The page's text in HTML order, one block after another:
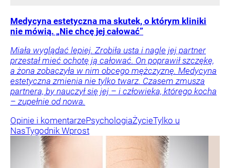
Medycyna estetyczna ma skutek, o którym kliniki
nie mówią. „Nie chcę jej całować”
Miała wyglądać lepiej. Zrobiła usta i nagle jej partner
przestał mieć ochotę ją całować. On poprawił szczękę,
a żona zobaczyła w nim obcego mężczyznę. Medycyna
estetyczna zmienia nie tylko twarz. Czasem zmusza
partnera, by nauczył się jej – i człowieka, którego kocha
– zupełnie od nowa.
Opinie i komentarzePsychologiaŻycieTylko u
NasTygodnik Wprost